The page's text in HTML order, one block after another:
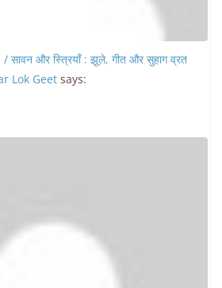
और स्त्रियाँ : झूले, गीत और सुहाग व्रत
Lok Geet says: